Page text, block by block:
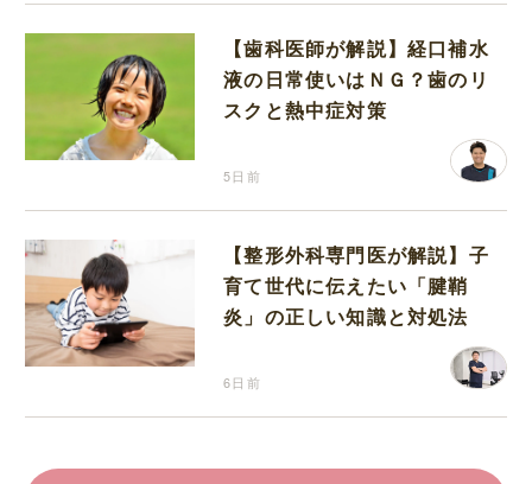
【歯科医師が解説】経口補水
液の日常使いはＮＧ？歯のリ
スクと熱中症対策
5日前
【整形外科専門医が解説】子
育て世代に伝えたい「腱鞘
炎」の正しい知識と対処法
6日前